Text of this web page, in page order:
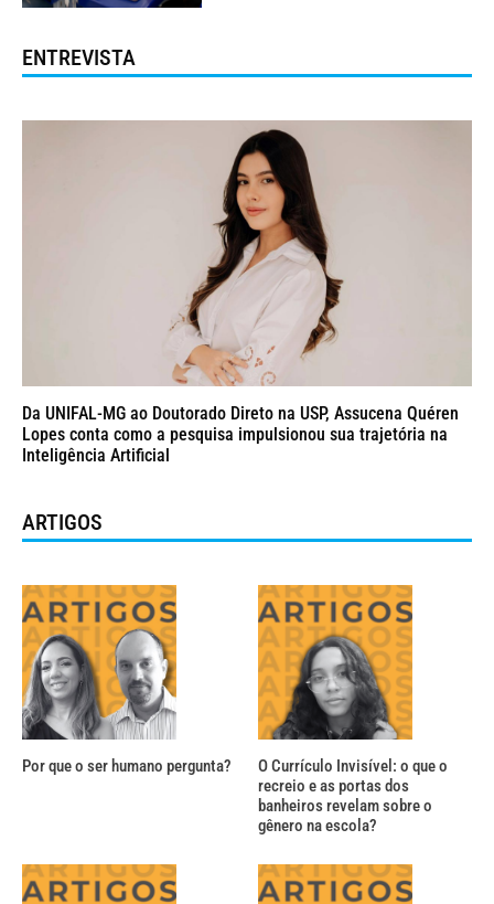
ENTREVISTA
Da UNIFAL-MG ao Doutorado Direto na USP, Assucena Quéren
Lopes conta como a pesquisa impulsionou sua trajetória na
Inteligência Artificial
ARTIGOS
Por que o ser humano pergunta?
O Currículo Invisível: o que o
recreio e as portas dos
banheiros revelam sobre o
gênero na escola?